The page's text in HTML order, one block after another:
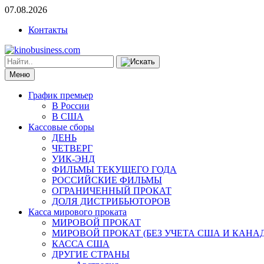
07.08.2026
Контакты
Меню
График премьер
В России
В США
Кассовые сборы
ДЕНЬ
ЧЕТВЕРГ
УИК-ЭНД
ФИЛЬМЫ ТЕКУЩЕГО ГОДА
РОССИЙСКИЕ ФИЛЬМЫ
ОГРАНИЧЕННЫЙ ПРОКАТ
ДОЛЯ ДИСТРИБЬЮТОРОВ
Касса мирового проката
МИРОВОЙ ПРОКАТ
МИРОВОЙ ПРОКАТ (БЕЗ УЧЕТА США И
КАССА США
ДРУГИЕ СТРАНЫ